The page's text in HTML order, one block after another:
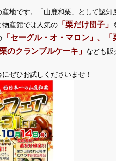
地です。「山鹿和栗」として認知度
物産館では人気の 「栗だけ団子」 を
「セーグル・オ・マロン」、「栗
栗のクランブルケーキ」 なども販売